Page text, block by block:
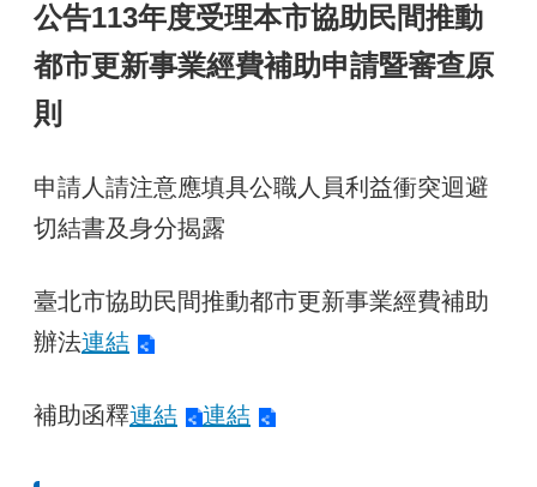
公告113年度受理本市協助民間推動
都市更新事業經費補助申請暨審查原
則
申請人請注意應填具公職人員利益衝突迴避
切結書及身分揭露
臺北市協助民間推動都市更新事業經費補助
辦法連結
補助函釋連結 連結